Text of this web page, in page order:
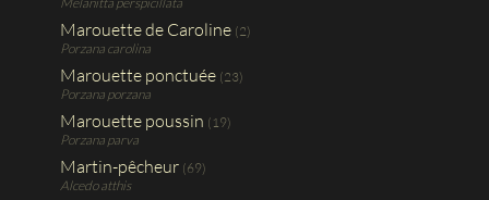
Marouette de Caroline (2)
Porzana carolina
Marouette ponctuée (23)
Porzana porzana
Marouette poussin (19)
Porzana parva
Martin-pêcheur (69)
Alcedo atthis